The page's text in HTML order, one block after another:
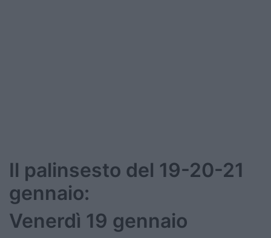
Il palinsesto del 19-20-21
gennaio:
Venerdì 19 gennaio